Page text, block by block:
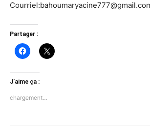
Partager :
J’aime ça :
chargement…